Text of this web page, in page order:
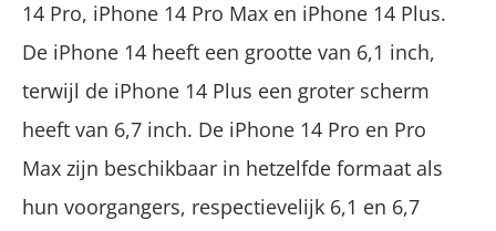
14 Pro, iPhone 14 Pro Max en iPhone 14 Plus.
De iPhone 14 heeft een grootte van 6,1 inch,
terwijl de iPhone 14 Plus een groter scherm
heeft van 6,7 inch. De iPhone 14 Pro en Pro
Max zijn beschikbaar in hetzelfde formaat als
hun voorgangers, respectievelijk 6,1 en 6,7